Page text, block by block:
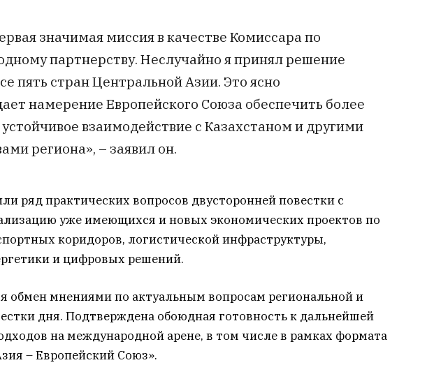
значимая миссия в качестве Комиссара по
партнерству. Неслучайно я принял решение
пять стран Центральной Азии. Это ясно
намерение Европейского Союза обеспечить более
устойчивое взаимодействие с Казахстаном и другими
региона», – заявил он.
ряд практических вопросов двусторонней повестки с
уже имеющихся и новых экономических проектов по
коридоров, логистической инфраструктуры,
и цифровых решений.
обмен мнениями по актуальным вопросам региональной и
дня. Подтверждена обоюдная готовность к дальнейшей
на международной арене, в том числе в рамках формата
– Европейский Союз».